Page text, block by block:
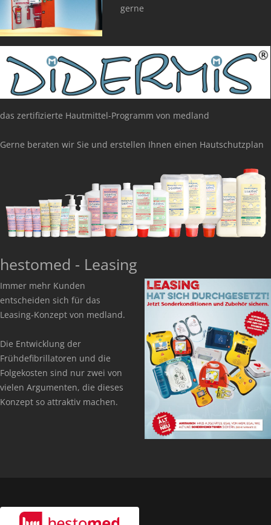
gerne
das zertifizierte Hautmittel-Programm von medland
Gerne beraten wir Sie und erstellen Ihnen einen Hautschutzplan
hestomed - Leasing
Immer mehr Kunden
entscheiden sich für das
Leasing-Konzept von medland.
Die Entwicklung der
Frühdefibrillatoren und die
Folgekosten sind nur zwei von
vielen Argumenten, die dieses
Konzept so attraktiv machen.